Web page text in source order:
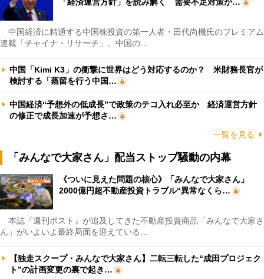
中国経済に精通する中国株投資の第一人者・田代尚機氏のプレミアム
連載「チャイナ・リサーチ」。中国の…
中国「Kimi K3」の衝撃に世界はどう対応するのか？ 米財務長官が
検討する「蒸留を行う中国…
中国経済“予想外の低成長”で政策のテコ入れ必至か 経済運営方針
の修正で成長加速が予想さ…
一覧を見る
「みんなで大家さん」配当ストップ騒動の内幕
《ついに見えた問題の核心》「みんなで大家さん」
2000億円超不動産投資トラブル“異常なくら…
本誌『週刊ポスト』が追及してきた不動産投資商品「みんなで大家さ
ん」がいよいよ最終局面を迎えている…
【独走スクープ・みんなで大家さん】二転三転した“成田プロジェク
ト”の計画変更の裏で起き…